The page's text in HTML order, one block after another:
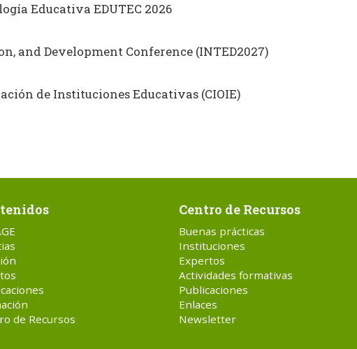
Educativa EDUTEC 2026
and Development Conference (INTED2027)
de Instituciones Educativas (CIOIE)
de Recursos
Centro de Recursos
Buenas prácticas
Instituciones
Expertos
Actividades formativas
Publicaciones
Enlaces
Newsletter